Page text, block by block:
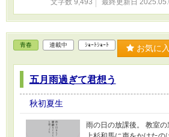
文字数 9,493 最終更新日
青春 連載中 ｼｮｰﾄｼｮｰﾄ お気に
五月雨過ぎて君想う
秋初夏生
雨の日の放課後。 教室の